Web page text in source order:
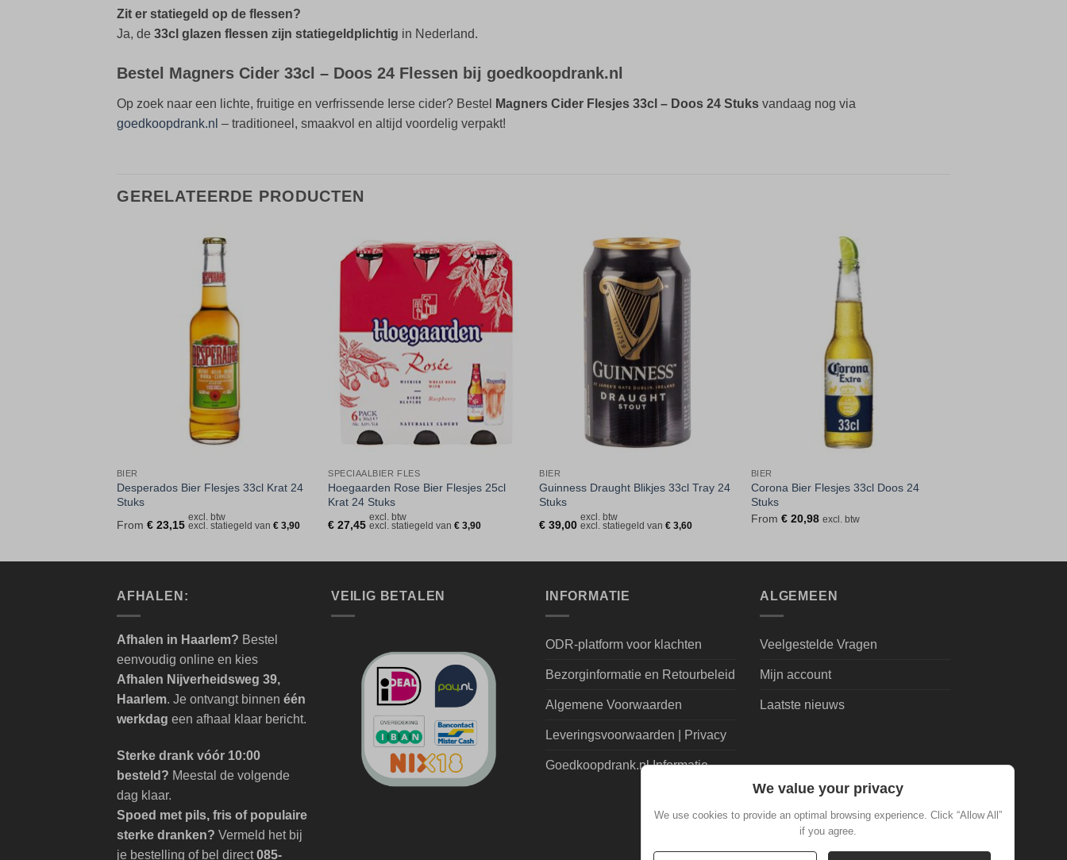
Zit er statiegeld op de flessen?
Ja, de 33cl glazen flessen zijn statiegeldplichtig in Nederland.
Bestel Magners Cider 33cl – Doos 24 Flessen bij goedkoopdrank.nl
Op zoek naar een lichte, fruitige en verfrissende Ierse cider? Bestel Magners Cider Flesjes 33cl – Doos 24 Stuks vandaag nog via
goedkoopdrank.nl – traditioneel, smaakvol en altijd voordelig verpakt!
GERELATEERDE PRODUCTEN
BIER
Desperados Bier Flesjes 33cl Krat 24
Stuks
From €23,15
excl. btw
excl. statiegeld van €3,90
Toevoegen
aan
verlanglijst
SPECIAALBIER FLES
Hoegaarden Rose Bier Flesjes 25cl
Krat 24 Stuks
€ 27,45
excl. btw
excl. statiegeld van€ 3,90
Toevoegen
verlanglijst
BIER
Guinness Draught Blikjes 33cl Tray 24
Stuks
€ 39,00
excl. btw
excl. statiegeld van€ 3,60
BIER
Corona Bier Flesjes 33cl Doos 24
Stuks
From €20,98 excl. btw
AFHALEN:
Afhalen in Haarlem? Bestel
eenvoudig online en kies
Afhalen Nijverheidsweg 39,
Haarlem. Je ontvangt binnen één
werkdag een afhaal klaar bericht.
Sterke drank vóór 10:00
besteld? Meestal de volgende
dag klaar.
Spoed met pils, fris of populaire
sterke dranken? Vermeld het bij
je bestelling of bel direct085-
VEILIG BETALEN INFORMATIE
ODR-platform voor klachten
Bezorginformatie en Retourbeleid
Algemene Voorwaarden
Leveringsvoorwaarden | Privacy
Goedkoopdrank.nl Informatie
ALGEMEEN
Veelgestelde Vragen
Mijn account
Laatste nieuws
We value your privacy
We use cookies to provide an optimal browsing experience. Click “Allow All”
if you agree.